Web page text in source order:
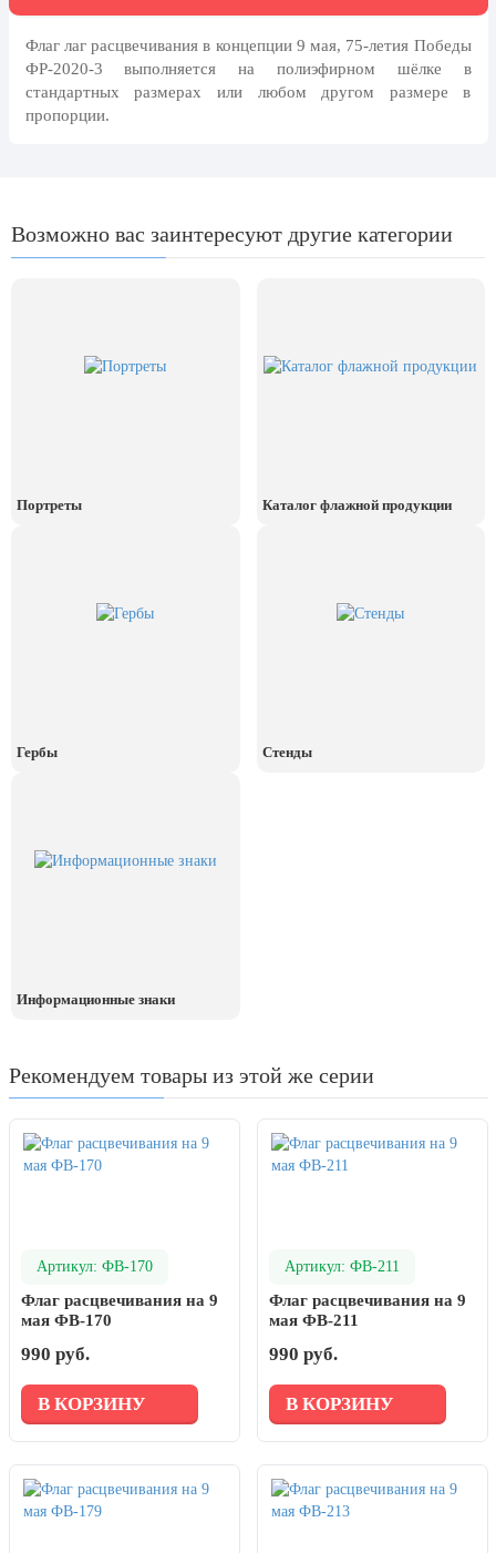
Флаг лаг расцвечивания в концепции 9 мая, 75-летия Победы
ФР-2020-3 выполняется на полиэфирном шёлке в
стандартных размерах или любом другом размере в
пропорции.
Возможно вас заинтересуют другие категории
Портреты Каталог флажной продукции
Гербы Стенды
Информационные знаки
Рекомендуем товары из этой же серии
Артикул: ФВ-170
Флаг расцвечивания на 9
мая ФВ-170
990 руб.
В КОРЗИНУ
Артикул: ФВ-211
Флаг расцвечивания на 9
мая ФВ-211
990 руб.
В КОРЗИНУ